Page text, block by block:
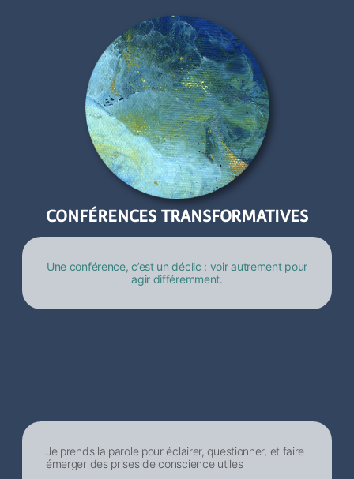
CONFÉRENCES TRANSFORMATIVES
Une conférence, c’est un déclic : voir autrement pour
agir différemment.
Je prends la parole pour éclairer, questionner, et faire
émerger des prises de conscience utiles